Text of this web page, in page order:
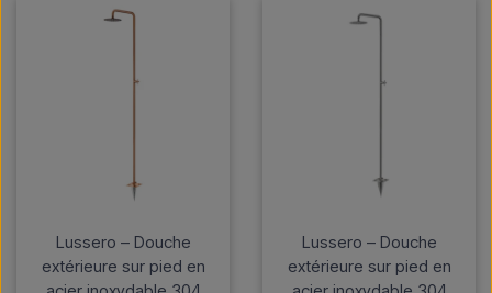
Lussero – Douche
extérieure sur pied en
Lussero – Douche
extérieure sur pied en